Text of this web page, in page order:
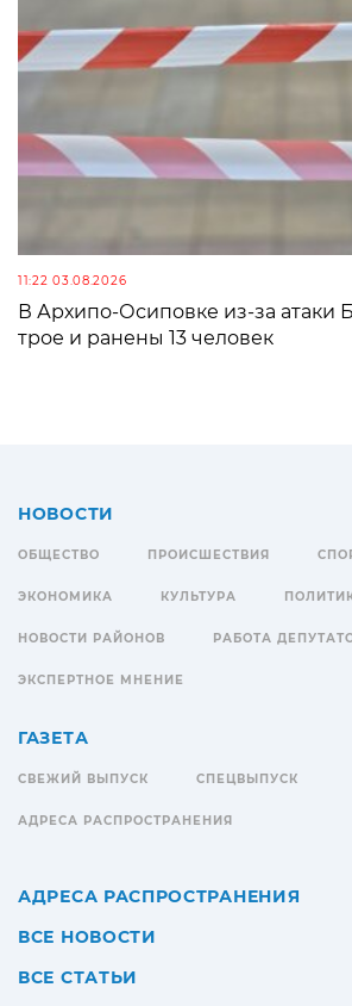
11:22 03.08.2026
В Архипо-Осиповке из-за атаки
трое и ранены 13 человек
НОВОСТИ
ОБЩЕСТВО ПРОИСШЕСТВИЯ
ЭКОНОМИКА КУЛЬТУРА
НОВОСТИ РАЙОНОВ РАБОТА
ЭКСПЕРТНОЕ МНЕНИЕ
ГАЗЕТА
СВЕЖИЙ ВЫПУСК СПЕЦВЫПУСК
АДРЕСА РАСПРОСТРАНЕНИЯ
АДРЕСА РАСПРОСТРАНЕНИЯ
ВСЕ НОВОСТИ
ВСЕ СТАТЬИ